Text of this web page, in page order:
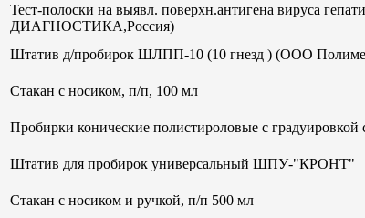
Тест-полоски на выявл. поверхн.антигена вируса
ДИАГНОСТИКА,Россия)
Штатив д/пробирок ШЛПП-10 (10 гнезд ) (ООО
Стакан с носиком, п/п, 100 мл
Пробирки конические полистироловые с
Штатив для пробирок универсальный ШПУ-"КРОНТ"
Стакан с носиком и ручкой, п/п 500 мл